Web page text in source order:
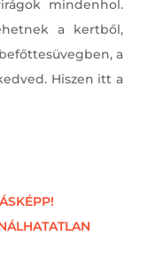
mindenhol.
a kertből,
a
Hiszen itt a